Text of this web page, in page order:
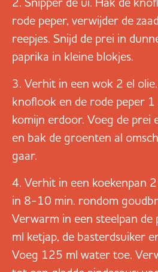
rode peper, verwijder de
reepjes. Snijd de prei in
paprika in kleine blokjes.
Verhit in een wok 2 el
knoflook en de rode peper 1
komijn erdoor. Voeg de prei
en bak de groenten al
gaar.
Verhit in een koekenpan
in 8-10 min. rondom
Verwarm in een steelpan de
ml ketjap, de basterdsuiker
Voeg 125 ml water toe.